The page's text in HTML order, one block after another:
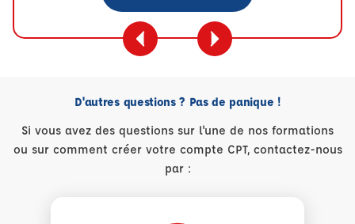
D'autres questions ? Pas de panique !
Si vous avez des questions sur l'une de nos formations
ou sur comment créer votre compte CPT, contactez-nous
par :